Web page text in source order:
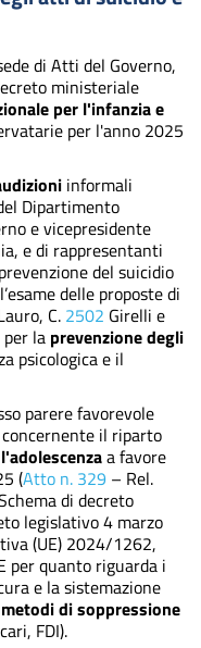
di Atti del Governo,
ministeriale
per l'infanzia e
per l'anno 2025
informali
Dipartimento
e vicepresidente
e di rappresentanti
del suicidio
delle proposte di
C. 2502 Girelli e
la prevenzione degli
psicologica e il
parere favorevole
il riparto
a favore
(Atto n. 329 – Rel.
di decreto
legislativo 4 marzo
(UE) 2024/1262,
quanto riguarda i
e la sistemazione
metodi di soppressione
FDI).